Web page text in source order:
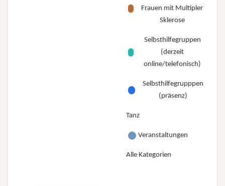
Frauen mit Multipler
Sklerose
Selbsthilfegruppen
(derzeit
online/telefonisch)
Selbsthilfegrupppen
(präsenz)
Tanz
Veranstaltungen
Alle Kategorien